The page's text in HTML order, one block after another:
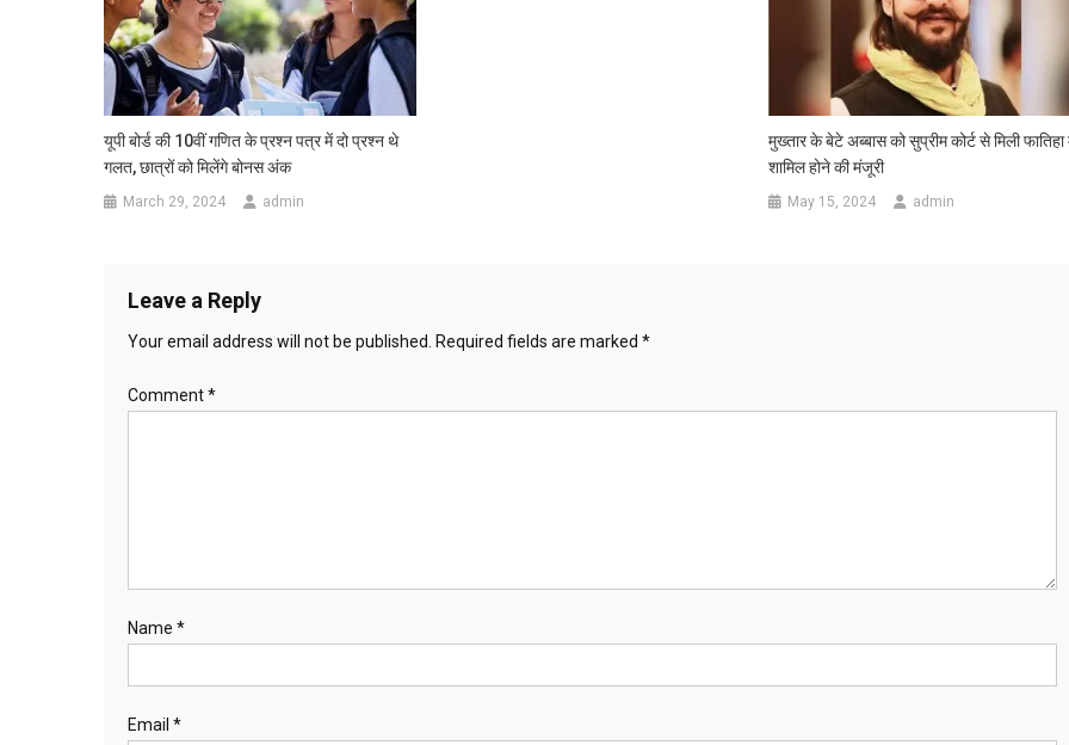
यूपी बोर्ड की 10वीं गणित के प्रश्‍न पत्र में दो प्रश्‍न थे
गलत, छात्रों को मिलेंगे बोनस अंक
March 29, 2024 admin
मुख्तार के बेटे अब्बास को सुप्रीम कोर्ट से मिली फातिहा
शामिल होने की मंजूरी
May 15, 2024 admin
Leave a Reply
Your email address will not be published. Required fields are marked *
Comment*
Name *
Email *